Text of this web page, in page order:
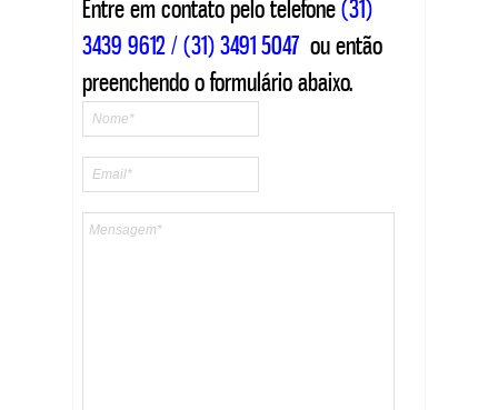
Entre em contato pelo telefone(31)
3439 9612 / (31) 3491 5047 ou então
preenchendo o formulário abaixo.